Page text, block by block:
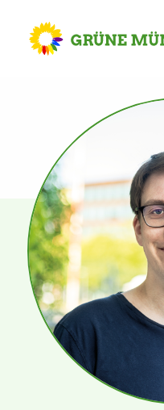
Partei
Kreisvorstand
Kreisgeschäftsstelle
Mitgliederversammlung
Ortsverbände
Kommissionen